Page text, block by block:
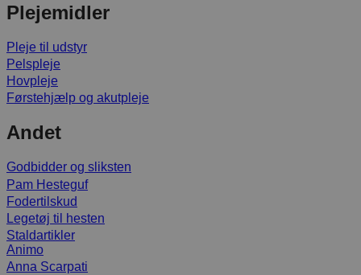
Plejemidler
Pleje til udstyr
Pelspleje
Hovpleje
Førstehjælp og akutpleje
Andet
Godbidder og sliksten
Pam Hesteguf
Fodertilskud
Legetøj til hesten
Staldartikler
Animo
Anna Scarpati